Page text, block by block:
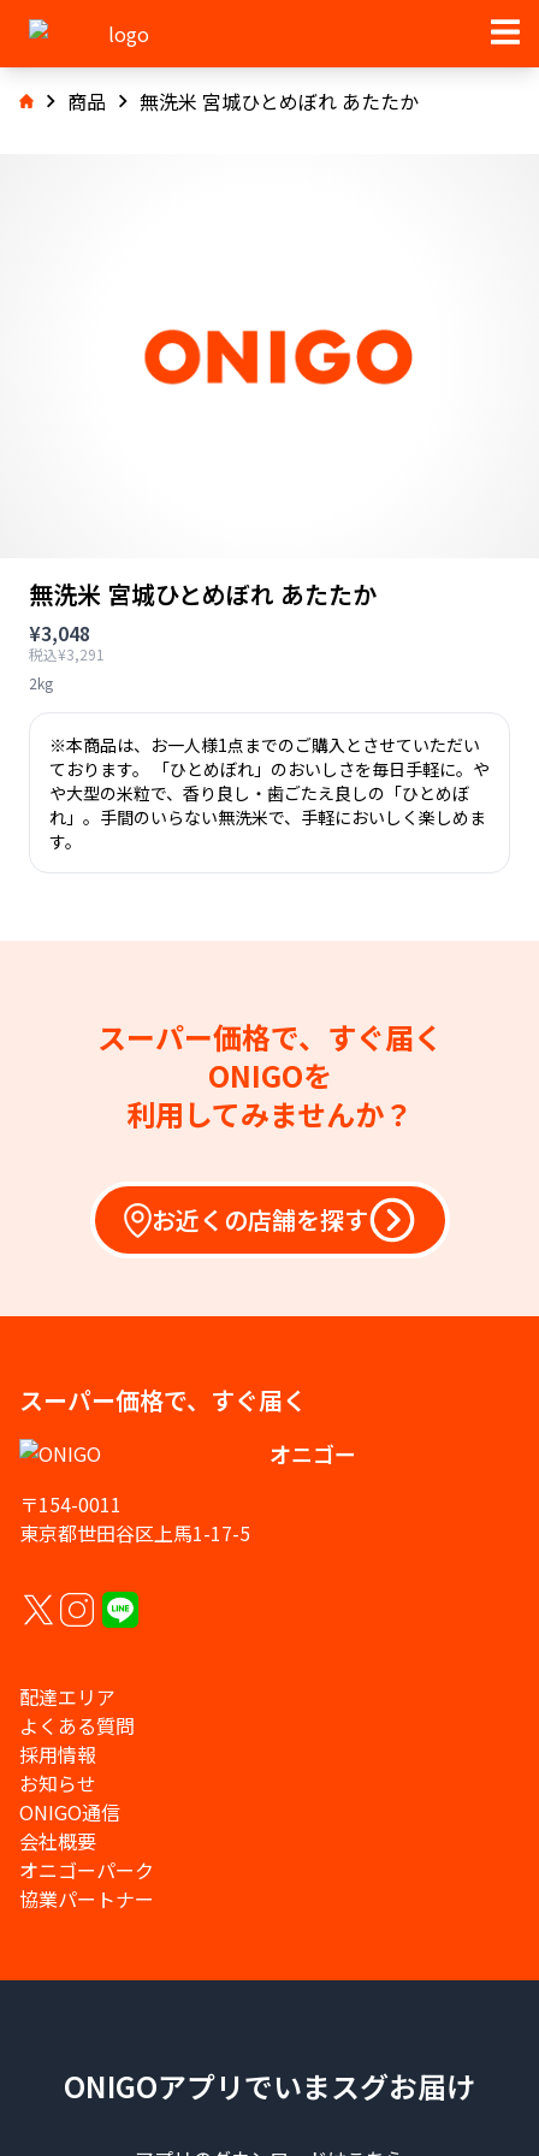
商品 無洗米 宮城ひとめぼれ あたたか
無洗米 宮城ひとめぼれ あたたか
¥3,048
税込¥3,291
2kg
※本商品は、お一人様1点までのご購入とさせていただい
ております。 「ひとめぼれ」のおいしさを毎日手軽に。や
や大型の米粒で、香り良し・歯ごたえ良しの「ひとめぼ
れ」。手間のいらない無洗米で、手軽においしく楽しめま
す。
スーパー価格で、すぐ届く
ONIGOを
利用してみませんか？
お近くの店舗を探す
スーパー価格で、すぐ届く
オニゴー
〒154-0011
東京都世田谷区上馬1-17-5
配達エリア
よくある質問
採用情報
お知らせ
ONIGO通信
会社概要
オニゴーパーク
協業パートナー
ONIGOアプリでいまスグお届け